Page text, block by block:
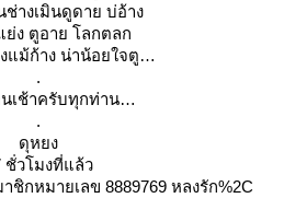
ช่างเมินดูดาย บ่อ้าง
ย่ง ตูอาย โลกตลก
แม้ก้าง น่าน้อยใจตู
.
นเช้าครับทุกท่าน
.
ดุหยง
ชั่วโมงที่แล้ว
ชิกหมายเลข 8889769 หลงรัก%2C